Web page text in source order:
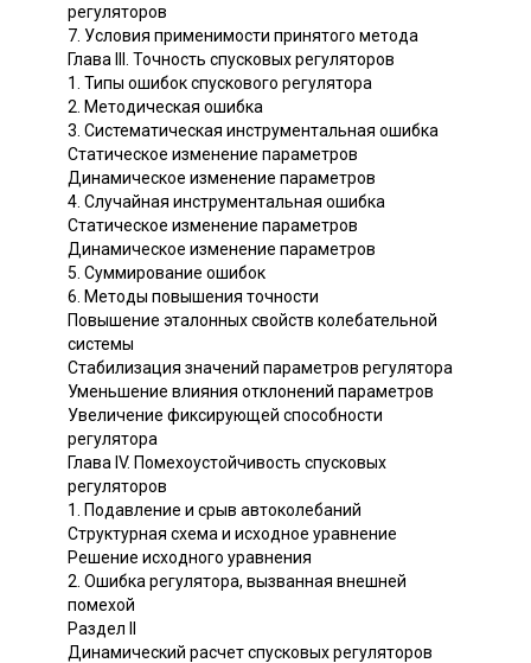
регуляторов
7. Условия применимости принятого метода
Глава III. Точность спусковых регуляторов
1. Типы ошибок спускового регулятора
2. Методическая ошибка
3. Систематическая инструментальная ошибка
Статическое изменение параметров
Динамическое изменение параметров
4. Случайная инструментальная ошибка
Статическое изменение параметров
Динамическое изменение параметров
5. Суммирование ошибок
6. Методы повышения точности
Повышение эталонных свойств колебательной
системы
Стабилизация значений параметров регулятора
Уменьшение влияния отклонений параметров
Увеличение фиксирующей способности
регулятора
Глава IV. Помехоустойчивость спусковых
регуляторов
1. Подавление и срыв автоколебаний
Структурная схема и исходное уравнение
Решение исходного уравнения
2. Ошибка регулятора, вызванная внешней
помехой
Раздел II
Динамический расчет спусковых регуляторов